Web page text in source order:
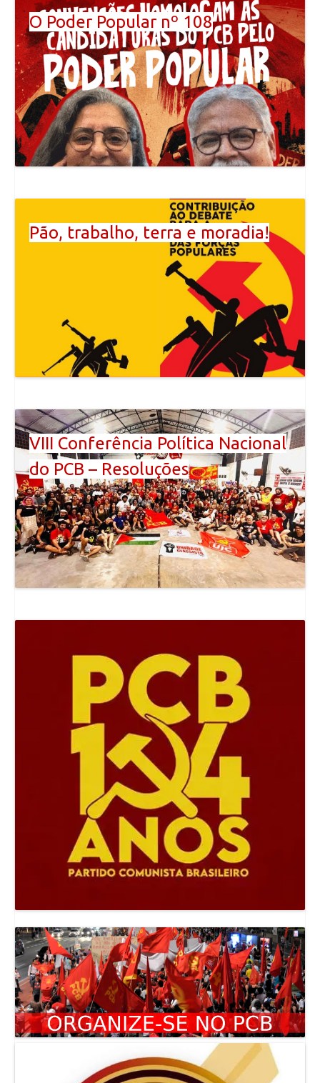
O Poder Popular nº 108
Pão, trabalho, terra e moradia!
VIII Conferência Política Nacional
do PCB – Resoluções